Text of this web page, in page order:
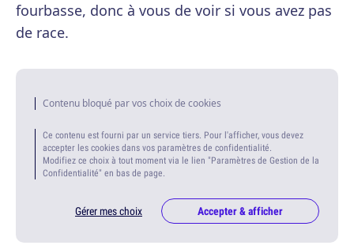
fourbasse, donc à vous de voir si vous avez pas
de race.
Contenu bloqué par vos choix de cookies
Ce contenu est fourni par un service tiers. Pour l'afficher, vous devez
accepter les cookies dans vos paramètres de confidentialité.
Modifiez ce choix à tout moment via le lien "Paramètres de Gestion de la
Confidentialité" en bas de page.
Gérer mes choix Accepter & afficher